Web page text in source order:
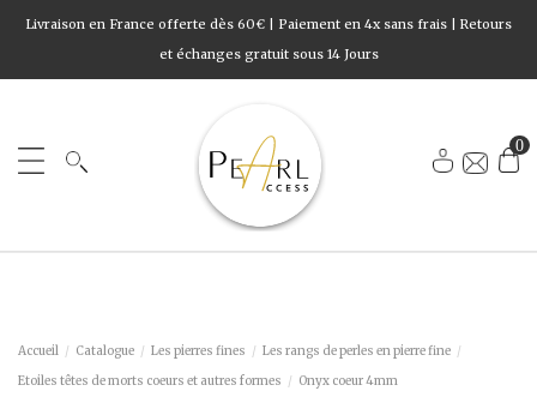
Livraison en France offerte dès 60€ | Paiement en 4x sans frais | Retours
et échanges gratuit sous 14 Jours
0
Accueil Catalogue Les pierres fines
Les rangs de perles en pierre fine
Etoiles têtes de morts coeurs et autres formes
Onyx coeur 4mm